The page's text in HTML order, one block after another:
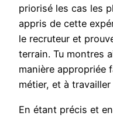
priorisé les cas les
appris de cette
le recruteur et
terrain. Tu montres
manière appropriée
métier, et à
En étant précis et